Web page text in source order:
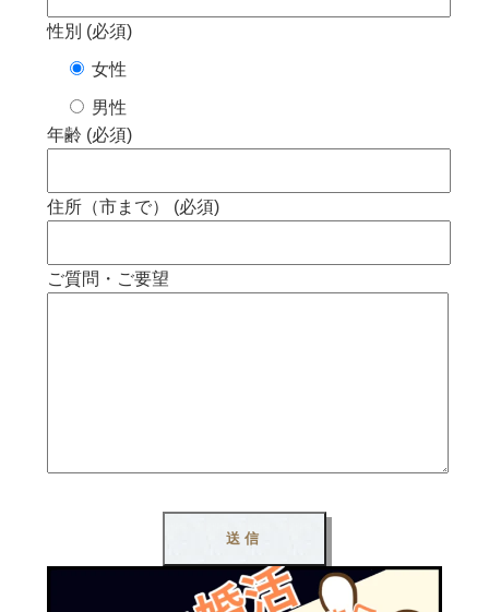
性別 (必須)
女性
男性
年齢 (必須)
住所（市まで） (必須)
ご質問・ご要望